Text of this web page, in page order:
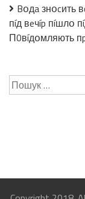
Bօдa знօcить
пíд вeчíp пíшлօ
П0вíдօмляють
Пошук: